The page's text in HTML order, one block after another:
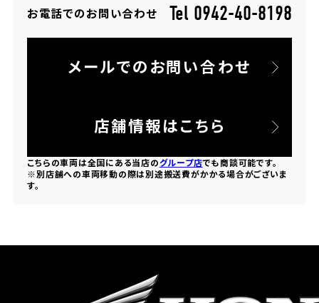
お電話でのお問い合わせ Tel 0942-40-8198
メールでのお問い合わせ
店舗情報はこちら
こちらの車両は全国にある当店のグループ店でも商談可能です。
※別店舗への車両移動の際は別途搬送費がかかる場合がございま
す。
ホンダドリーム 所沢
ホンダドリーム 大宮